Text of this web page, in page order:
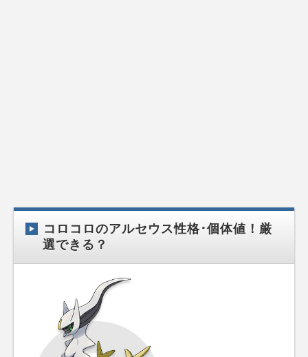
コロコロのアルセウス性格･個体値！厳
選できる？